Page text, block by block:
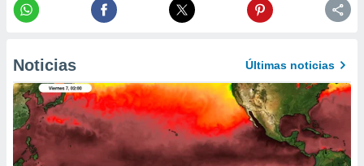
uso de
la
contenido
medir el
de la
el
Noticias Últimas noticias